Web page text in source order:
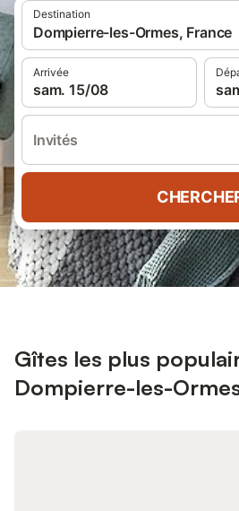
Destination
Dompierre-les-Ormes, France
Arrivée
sam. 15/08
Invités
Gîtes les plus
Dompierre-les-